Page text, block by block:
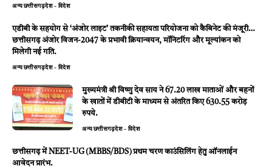
अन्यछत्तीसगढ़देश - विदेश
एडीबी के सहयोग से ‘अंजोर लाइट’ तकनीकी सहायता परियोजना को कैबिनेट की मंजूरी…
छत्तीसगढ़ अंजोर विजन-2047 के प्रभावी क्रियान्वयन, मॉनिटरिंग और मूल्यांकन को
मिलेगी नई गति.
अन्यछत्तीसगढ़देश - विदेश
मुख्यमंत्री श्री विष्णु देव साय ने 67.20 लाख माताओं और बहनों
के खातों में डीबीटी के माध्यम से अंतरित किए 630.55 करोड़
रुपये.
अन्यछत्तीसगढ़देश - विदेश
छत्तीसगढ़ में NEET-UG (MBBS/BDS) प्रथम चरण काउंसिलिंग हेतु ऑनलाईन
आवेदन प्रारंभ.